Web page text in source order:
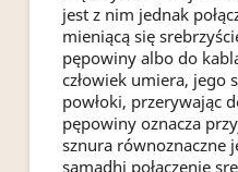
jest z nim jednak
mieniącą się
pępowiny albo do
człowiek umiera, jego
powłoki, przerywając
pępowiny oznacza
sznura równoznaczne
samadhi połączenie